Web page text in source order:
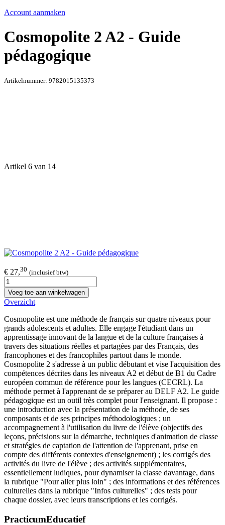
Account aanmaken
Cosmopolite 2 A2 - Guide
pédagogique
Artikelnummer: 9782015135373
Artikel 6 van 14
€ 27,30 (inclusief btw)
Voeg toe aan winkelwagen
Overzicht
Cosmopolite est une méthode de français sur quatre niveaux pour
grands adolescents et adultes. Elle engage l'étudiant dans un
apprentissage innovant de la langue et de la culture françaises à
travers des situations réelles et partagées par des Français, des
francophones et des francophiles partout dans le monde.
Cosmopolite 2 s'adresse à un public débutant et vise l'acquisition des
compétences décrites dans les niveaux A2 et début de B1 du Cadre
européen commun de référence pour les langues (CECRL). La
méthode permet à l'apprenant de se préparer au DELF A2. Le guide
pédagogique est un outil très complet pour l'enseignant. Il propose :
une introduction avec la présentation de la méthode, de ses
composants et de ses principes méthodologiques ; un
accompagnement à l'utilisation du livre de l'élève (objectifs des
leçons, précisions sur la démarche, techniques d'animation de classe
et stratégies de captation de l'attention de l'apprenant, prise en
compte des différents contextes d'enseignement) ; les corrigés des
activités du livre de l'élève ; des activités supplémentaires,
essentiellement ludiques, pour dynamiser la classe davantage, dans
la rubrique "Pour aller plus loin" ; des informations et des références
culturelles dans la rubrique "Infos culturelles" ; des tests pour
chaque dossier, avec leurs transcriptions et les corrigés.
PracticumEducatief